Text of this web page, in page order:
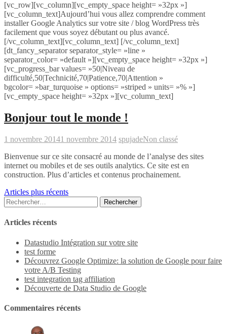
[vc_row][vc_column][vc_empty_space height= »32px »]
[vc_column_text]Aujourd’hui vous allez comprendre comment
installer Google Analytics sur votre site / blog WordPress très
facilement que vous soyez débutant ou plus avancé.
[/vc_column_text][vc_column_text] [/vc_column_text]
[dt_fancy_separator separator_style= »line »
separator_color= »default »][vc_empty_space height= »32px »]
[vc_progress_bar values= »50|Niveau de
difficulté,50|Technicité,70|Patience,70|Attention »
bgcolor= »bar_turquoise » options= »striped » units= »% »]
[vc_empty_space height= »32px »][vc_column_text]
Bonjour tout le monde !
1 novembre 20141 novembre 2014 spujadeNon classé
Bienvenue sur ce site consacré au monde de l’analyse des sites
internet ou mobiles et de ses outils analytics. Ce site est en
construction. Plus d’articles et contenus prochainement.
Navigation
des
articles
Articles plus récents
Rechercher :
Articles récents
Datastudio Intégration sur votre site
test forme
Découvrez Google Optimize: la solution de Google pour faire
votre A/B Testing
test integration tag affiliation
Découverte de Data Studio de Google
Commentaires récents